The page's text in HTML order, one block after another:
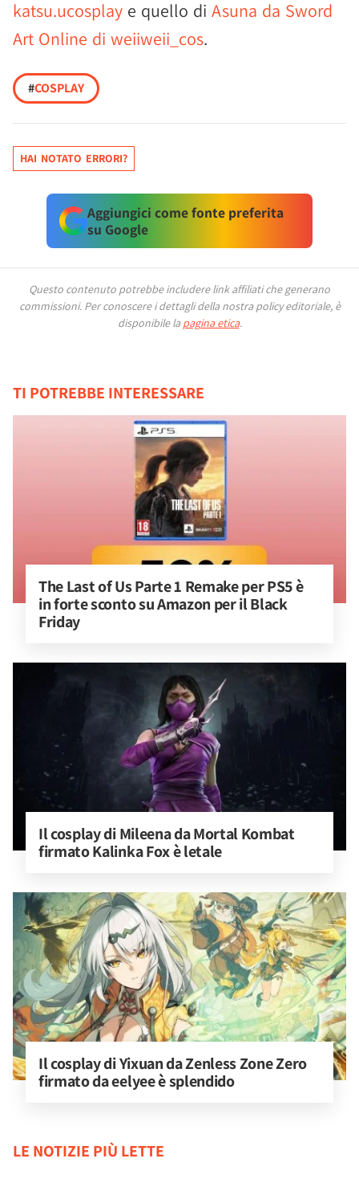
katsu.ucosplay e quello di Asuna da Sword
Art Online di weiiweii_cos.
#COSPLAY
HAI NOTATO ERRORI?
Aggiungici come fonte preferita
su Google
Questo contenuto potrebbe includere link affiliati che generano
commissioni. Per conoscere i dettagli della nostra policy editoriale, è
disponibile la pagina etica.
TI POTREBBE INTERESSARE
The Last of Us Parte 1 Remake per PS5 è
in forte sconto su Amazon per il Black
Friday
Il cosplay di Mileena da Mortal Kombat
firmato Kalinka Fox è letale
Il cosplay di Yixuan da Zenless Zone Zero
firmato da eelyee è splendido
LE NOTIZIE PIÙ LETTE